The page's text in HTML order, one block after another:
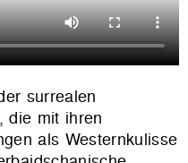
surrealen
die mit ihren
als Westernkulisse